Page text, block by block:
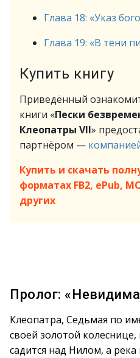
Глава 18: «Указ
Глава 19: «В тени
Купить книгу
Приведённый
книги «Пески
Клеопатры VII»
партнёром —
Купить и скачать
форматах FB2, ePub,
других
Пролог:
Клеопатра, Седьмая по
своей золотой
садится над Нилом, а река